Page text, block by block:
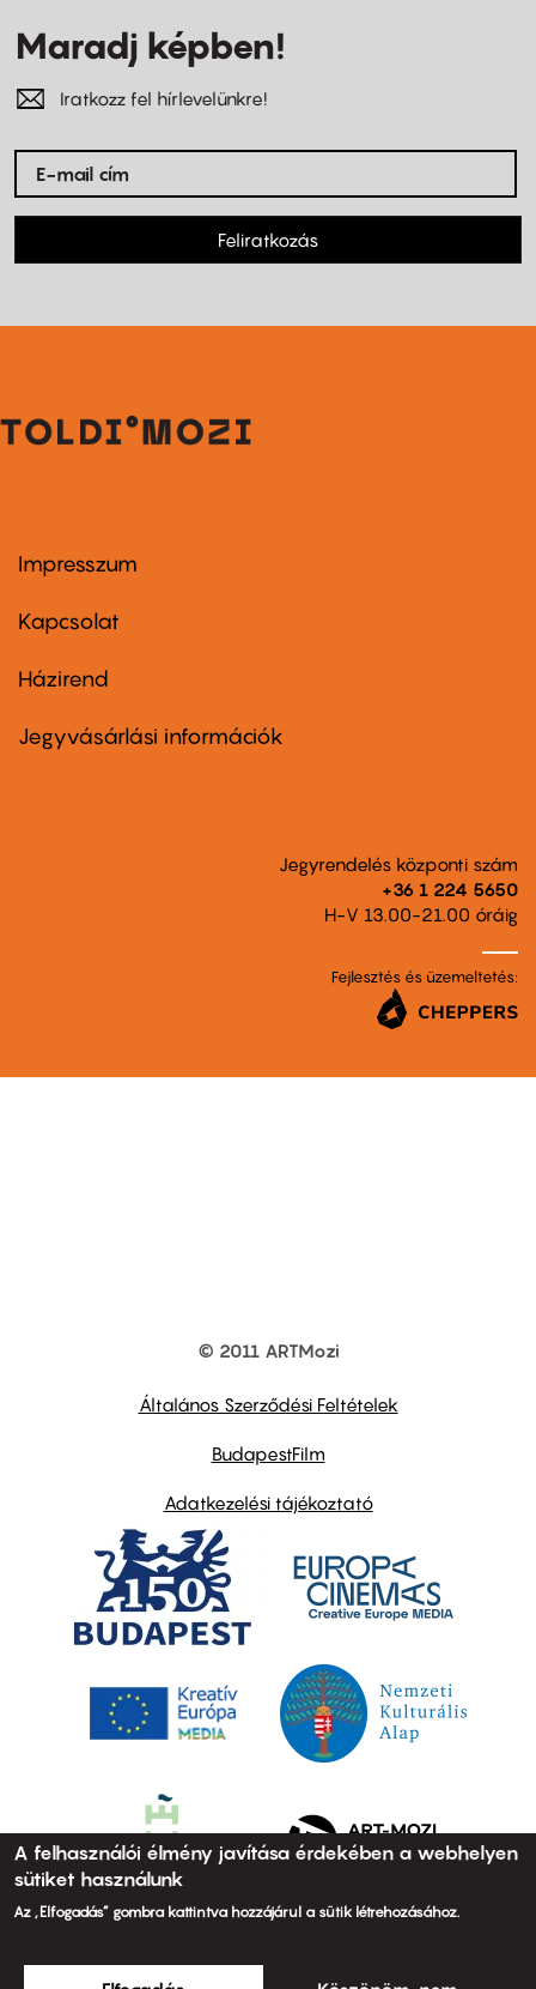
Maradj képben!
Iratkozz fel hírlevelünkre!
Feliratkozás
Footer
first
Impresszum
Kapcsolat
Footer
second
Házirend
Jegyvásárlási információk
Jegyrendelés központi szám
+36 1 224 5650
H-V 13.00-21.00 óráig
Fejlesztés és üzemeltetés:
© 2011 ARTMozi
Általános Szerződési Feltételek
BudapestFilm
Adatkezelési tájékoztató
A felhasználói élmény javítása érdekében a webhelyen
sütiket használunk
Az „Elfogadás” gombra kattintva hozzájárul a sütik létrehozásához.